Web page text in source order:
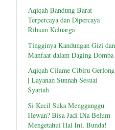
Aqiqah Bandung Barat
Terpercaya dan Dipercaya
Ribuan Keluarga
Tingginya Kandungan Gizi dan
Manfaat dalam Daging Domba
Aqiqah Cilame Cibiru Gerlong
| Layanan Sunnah Sesuai
Syariah
Si Kecil Suka Mengganggu
Hewan? Bisa Jadi Dia Belum
Mengetahui Hal Ini, Bunda!